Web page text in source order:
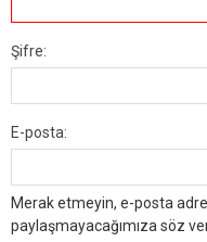
Şifre:
E-posta:
Merak etmeyin, e-posta
paylaşmayacağımıza söz